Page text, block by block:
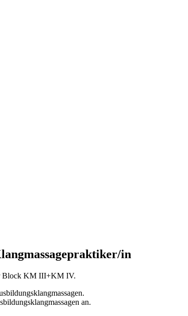
in
Block KM III+KM IV.
an.